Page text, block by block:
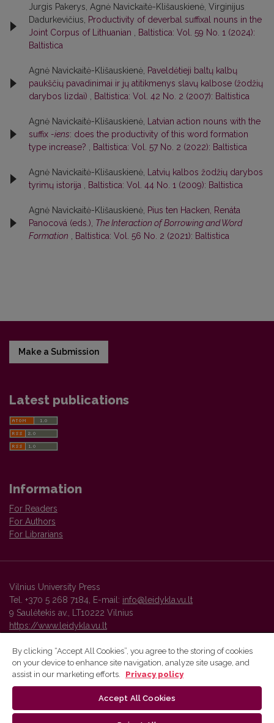
Jurgis Pakerys, Agnė Navickaitė-Klišauskienė, Virginijus
Dadurkevičius,
Productivity of deverbal suffixal nouns in the
Joint Corpus of Lithuanian
Baltistica: Vol. 59 No. 1 (2024):
Baltistica
Agnė Navickaitė-Klišauskienė, Paveldėtieji baltų kalbų
paukščių pavadinimai ir jų atitikmenys slavų kalbose (žodžių
darybos lizdai)
Baltistica: Vol. 42 No. 2 (2007): Baltistica
Agnė Navickaitė-Klišauskienė,
Latvian action nouns with the
suffix -iens: does the productivity of this word formation
type increase?
Baltistica: Vol. 57 No. 2 (2022): Baltistica
Agnė Navickaitė-Klišauskienė,
Latvių kalbos žodžių darybos
tyrimų istorija
Baltistica: Vol. 44 No. 1 (2009): Baltistica
Agnė Navickaitė-Klišauskienė, Pius ten Hacken, Renáta
Panocová (eds.), The Interaction of Borrowing and Word
Formation
Baltistica: Vol. 56 No. 2 (2021): Baltistica
Make a Submission
Latest publications
Information
For Readers
For Authors
For Librarians
Vilnius University Press
Tel. +370 5 268 7184, E-mail: info@leidykla.vu.lt
9 Saulėtekis av., LT10222 Vilnius
https://www.leidykla.vu.lt
Vilnius University Press platform and metadata are distributed by
By clicking “Accept All Cookies”, you agree to the storing of cookies
on your device to enhance site navigation, analyze site usage, and
assist in our marketing efforts.
Privacy policy
Accept All Cookies